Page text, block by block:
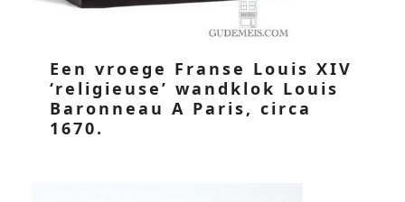
Een vroege Franse Louis XIV
‘religieuse’ wandklok Louis
Baronneau A Paris, circa
1670.